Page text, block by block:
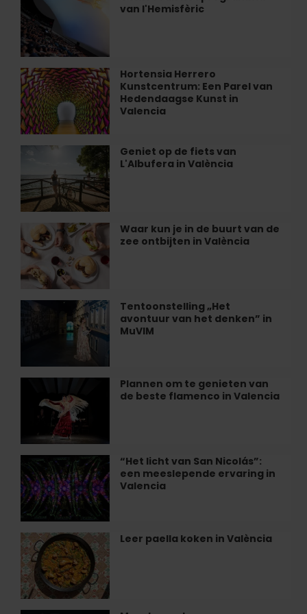
van l'Hemisfèric
van
het
programma
van
l'Hemisfèric
Hortensia Herrero
Kunstcentrum: Een Parel van
Hedendaagse Kunst in
Valencia
Hortensia
Herrero
Kunstcentrum:
Een
Parel
van
Hedendaagse
Kunst
in
Valencia
Geniet op de fiets van
L'Albufera in València
de
fiets
van
L'Albufera
in
València
Waar kun je in de buurt van de
zee ontbijten in València
Waar
kun
je
in
buurt
Tentoonstelling „Het
avontuur van het denken” in
MuVIM
Tentoonstelling
het
denken”
MuVIM
Plannen om te genieten van
de beste flamenco in Valencia
genieten
van
de
beste
flamenco
in
Valencia
“Het licht van San Nicolás”:
een meeslepende ervaring in
Valencia
“Het
licht
van
San
Nicolás”:
een
meeslepende
ervaring
in
Valencia
Leer paella koken in València
Leer
paella
koken
in
València